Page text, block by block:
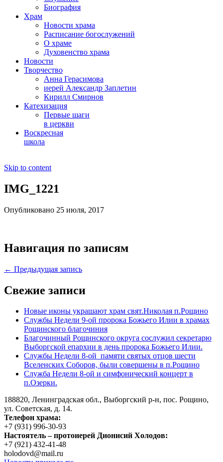
Биография
Храм
Новости храма
Расписание богослужений
О храме
Духовенство храма
Новости
Творчество
Анна Герасимова
иерей Александр Заплетин
Кирилл Смирнов
Катехизация
Первые шаги
в церкви
Воскресная
школа
Skip to content
IMG_1221
Опубликовано 25 июля, 2017
Навигация по записям
← Предыдущая запись
Свежие записи
Новые иконы украшают храм свят.Николая п.Рощино
Службы Недели 9-ой пророка Божьего Илии в храмах
Рощинского благочиния
Благочинный Рощинского округа сослужил секретарю
Выборгской епархии в день пророка Божьего Илии.
Службы Недели 8-ой памяти святых отцов шести
Вселенских Соборов, были совершены в п.Рощино
Служба Недели 8-ой и симфонический концерт в
п.Озерки.
188820, Ленинградская обл., Выборгский р-н, пос. Рощино,
ул. Советская, д. 14.
Телефон храма:
+7 (931) 996-30-93
Настоятель – протоиерей Дионисий Холодов:
+7 (921) 432-41-48
holodovd@mail.ru